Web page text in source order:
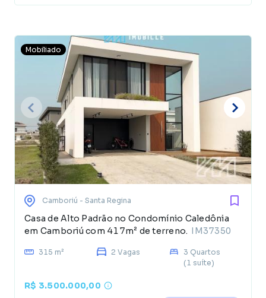
Mobiliado
Camboriú - Santa Regina
Casa de Alto Padrão no Condomínio Caledônia
em Camboriú com 417m² de terreno. IM37350
315 m² 2 Vagas
3 Quartos
(1 suíte)
R$ 3.500.000,00